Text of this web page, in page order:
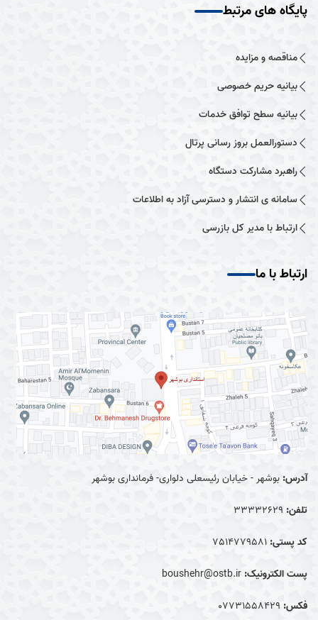
پایگاه های مرتبط
مناقصه و مزایده
بیانیه حریم خصوصی
بیانیه سطح توافق خدمات
دستورالعمل بروز رسانی پرتال
راهبرد مشارکت دستگاه
سامانه ی انتشار و دسترسی آزاد به اطلاعات
ارتباط با مدیر کل بازرسی
ارتباط با ما
آدرس: بوشهر - خیابان رئیسعلی دلواری- فرمانداری بوشهر
تلفن: 33332629
کد پستی: 7514779581
پست الکترونیک: boushehr@ostb.ir
فکس: 0۷۷۳۱۵۵۸۴۲۹